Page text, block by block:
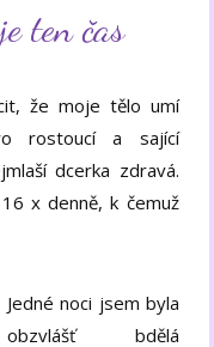
ten čas
že moje tělo umí
rostoucí a sající
dcerka zdravá.
x denně, k čemuž
Jedné noci jsem byla
obzvlášť bdělá